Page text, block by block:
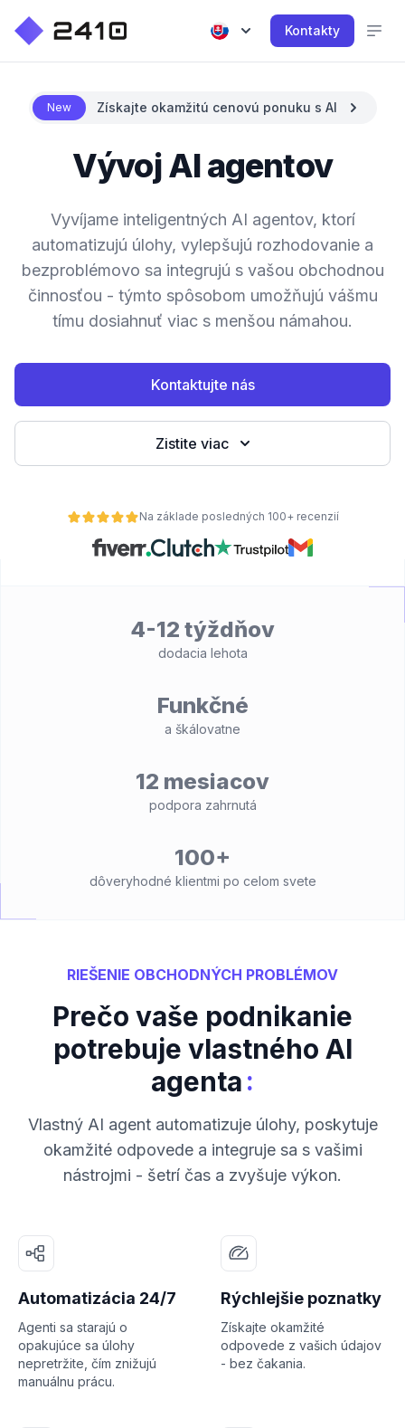
Kontakty
New Získajte okamžitú cenovú ponuku s AI
Vývoj AI agentov
Vyvíjame inteligentných AI agentov, ktorí
automatizujú úlohy, vylepšujú rozhodovanie a
bezproblémovo sa integrujú s vašou obchodnou
činnosťou - týmto spôsobom umožňujú vášmu
tímu dosiahnuť viac s menšou námahou.
Kontaktujte nás
Zistite viac
Na základe posledných 100+ recenzií
4-12 týždňov
dodacia lehota
Funkčné
a škálovatne
12 mesiacov
podpora zahrnutá
100+
dôveryhodné klientmi po celom svete
RIEŠENIE OBCHODNÝCH PROBLÉMOV
Prečo vaše podnikanie
potrebuje vlastného AI
agenta:
Vlastný AI agent automatizuje úlohy, poskytuje
okamžité odpovede a integruje sa s vašimi
nástrojmi - šetrí čas a zvyšuje výkon.
Automatizácia 24/7
Agenti sa starajú o
opakujúce sa úlohy
nepretržite, čím znižujú
manuálnu prácu.
Rýchlejšie poznatky
Získajte okamžité
odpovede z vašich údajov
- bez čakania.